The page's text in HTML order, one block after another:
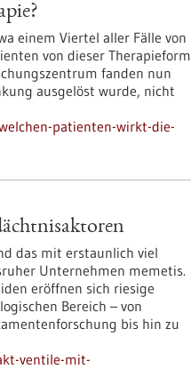
einem Viertel aller Fälle von
von dieser Therapieform
fanden nun
ausgelöst wurde, nicht
patienten-wirkt-die-
das mit erstaunlich viel
Unternehmen memetis.
eröffnen sich riesige
Bereich – von
bis hin zu
ventile-mit-